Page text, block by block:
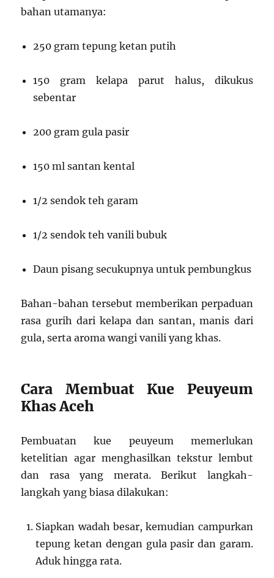
bahan utamanya:
250 gram tepung ketan putih
150 gram kelapa parut halus, dikukus
sebentar
200 gram gula pasir
150 ml santan kental
1/2 sendok teh garam
1/2 sendok teh vanili bubuk
Daun pisang secukupnya untuk pembungkus
Bahan-bahan tersebut memberikan perpaduan
rasa gurih dari kelapa dan santan, manis dari
gula, serta aroma wangi vanili yang khas.
Cara Membuat Kue Peuyeum
Khas Aceh
Pembuatan kue peuyeum memerlukan
ketelitian agar menghasilkan tekstur lembut
dan rasa yang merata. Berikut langkah-
langkah yang biasa dilakukan:
Siapkan wadah besar, kemudian campurkan
tepung ketan dengan gula pasir dan garam.
Aduk hingga rata.